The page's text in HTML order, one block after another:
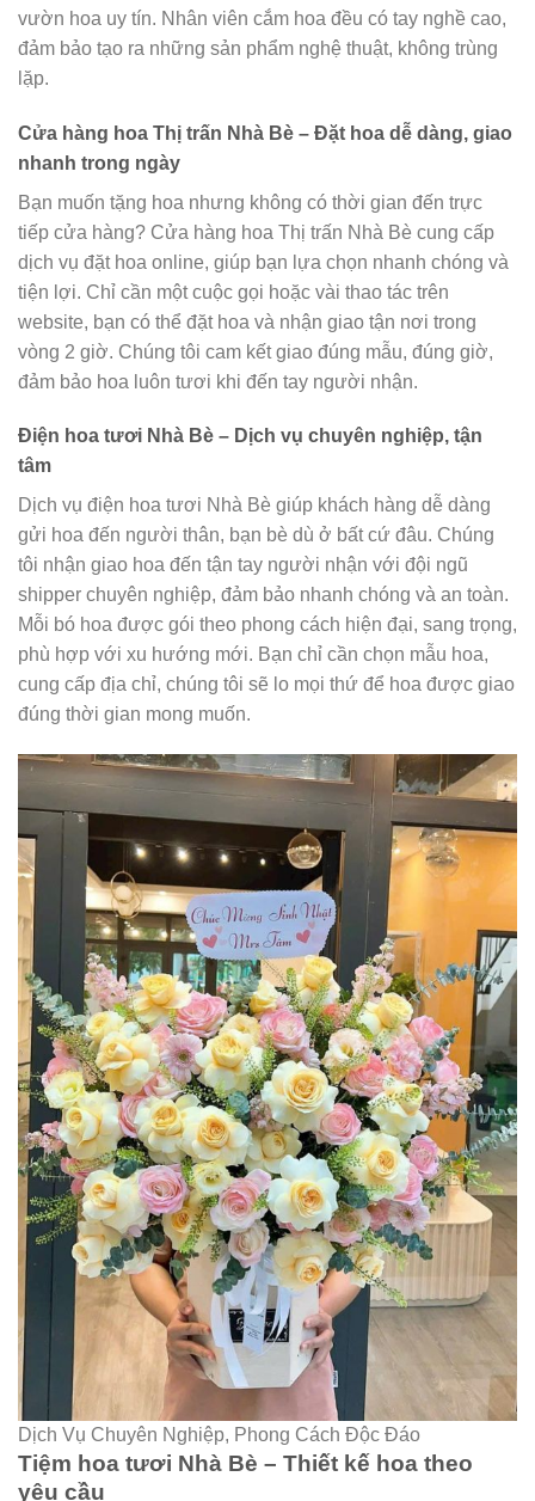
vườn hoa uy tín. Nhân viên cắm hoa đều có tay nghề cao,
đảm bảo tạo ra những sản phẩm nghệ thuật, không trùng
lặp.
Cửa hàng hoa Thị trấn Nhà Bè – Đặt hoa dễ dàng, giao
nhanh trong ngày
Bạn muốn tặng hoa nhưng không có thời gian đến trực
tiếp cửa hàng? Cửa hàng hoa Thị trấn Nhà Bè cung cấp
dịch vụ đặt hoa online, giúp bạn lựa chọn nhanh chóng và
tiện lợi. Chỉ cần một cuộc gọi hoặc vài thao tác trên
website, bạn có thể đặt hoa và nhận giao tận nơi trong
vòng 2 giờ. Chúng tôi cam kết giao đúng mẫu, đúng giờ,
đảm bảo hoa luôn tươi khi đến tay người nhận.
Điện hoa tươi Nhà Bè – Dịch vụ chuyên nghiệp, tận
tâm
Dịch vụ điện hoa tươi Nhà Bè giúp khách hàng dễ dàng
gửi hoa đến người thân, bạn bè dù ở bất cứ đâu. Chúng
tôi nhận giao hoa đến tận tay người nhận với đội ngũ
shipper chuyên nghiệp, đảm bảo nhanh chóng và an toàn.
Mỗi bó hoa được gói theo phong cách hiện đại, sang trọng,
phù hợp với xu hướng mới. Bạn chỉ cần chọn mẫu hoa,
cung cấp địa chỉ, chúng tôi sẽ lo mọi thứ để hoa được giao
đúng thời gian mong muốn.
Dịch Vụ Chuyên Nghiệp, Phong Cách Độc Đáo
Tiệm hoa tươi Nhà Bè – Thiết kế hoa theo
yêu cầu